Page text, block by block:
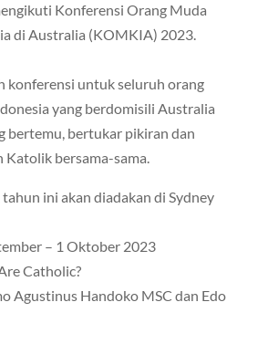
Konferensi Orang Muda
di Australia (KOMKIA) 2023.
konferensi untuk seluruh orang
yang berdomisili Australia
bertemu, bertukar pikiran dan
Katolik bersama-sama.
ini akan diadakan di Sydney
– 1 Oktober 2023
Catholic?
Agustinus Handoko MSC dan Edo